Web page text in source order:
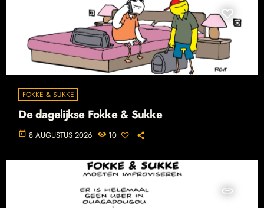
FOKKE & SUKKE
De dagelijkse Fokke & Sukke
today 8 AUGUSTUS 2026 10
insert_link